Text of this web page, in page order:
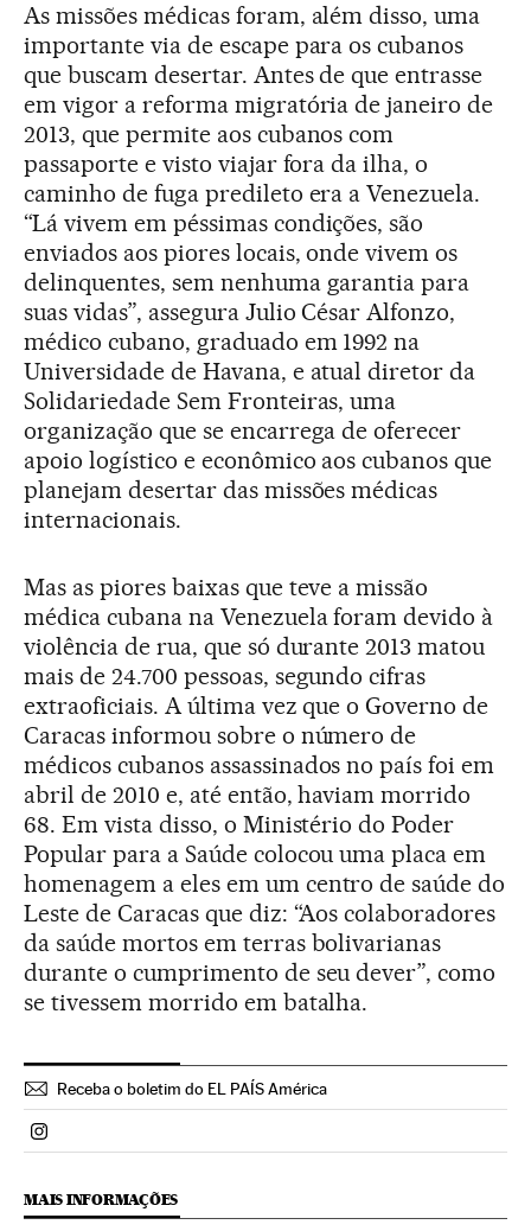
As missões médicas foram, além disso, uma
importante via de escape para os cubanos
que buscam desertar. Antes de que entrasse
em vigor a reforma migratória de janeiro de
2013, que permite aos cubanos com
passaporte e visto viajar fora da ilha, o
caminho de fuga predileto era a Venezuela.
“Lá vivem em péssimas condições, são
enviados aos piores locais, onde vivem os
delinquentes, sem nenhuma garantia para
suas vidas”, assegura Julio César Alfonzo,
médico cubano, graduado em 1992 na
Universidade de Havana, e atual diretor da
Solidariedade Sem Fronteiras, uma
organização que se encarrega de oferecer
apoio logístico e econômico aos cubanos que
planejam desertar das missões médicas
internacionais.
Mas as piores baixas que teve a missão
médica cubana na Venezuela foram devido à
violência de rua, que só durante 2013 matou
mais de 24.700 pessoas, segundo cifras
extraoficiais. A última vez que o Governo de
Caracas informou sobre o número de
médicos cubanos assassinados no país foi em
abril de 2010 e, até então, haviam morrido
68. Em vista disso, o Ministério do Poder
Popular para a Saúde colocou uma placa em
homenagem a eles em um centro de saúde do
Leste de Caracas que diz: “Aos colaboradores
da saúde mortos em terras bolivarianas
durante o cumprimento de seu dever”, como
se tivessem morrido em batalha.
Receba o boletim do EL PAÍS América
Politica El País Brasil en Instagram
MAIS INFORMAÇÕES